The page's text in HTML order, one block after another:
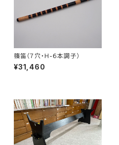
篠笛（７穴・H-６本調子）
¥31,460